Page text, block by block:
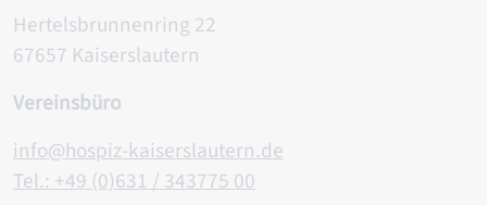
Hertelsbrunnenring 22
67657 Kaiserslautern
Vereinsbüro
info@hospiz-kaiserslautern.de
Tel.: +49 (0)631 / 343775 00